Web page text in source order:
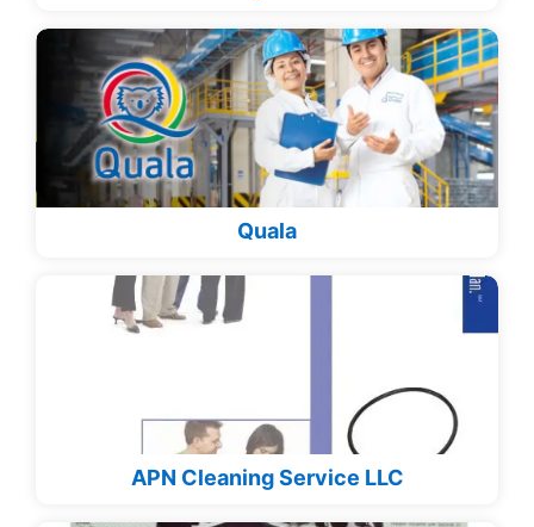
Quala
APN Cleaning Service LLC